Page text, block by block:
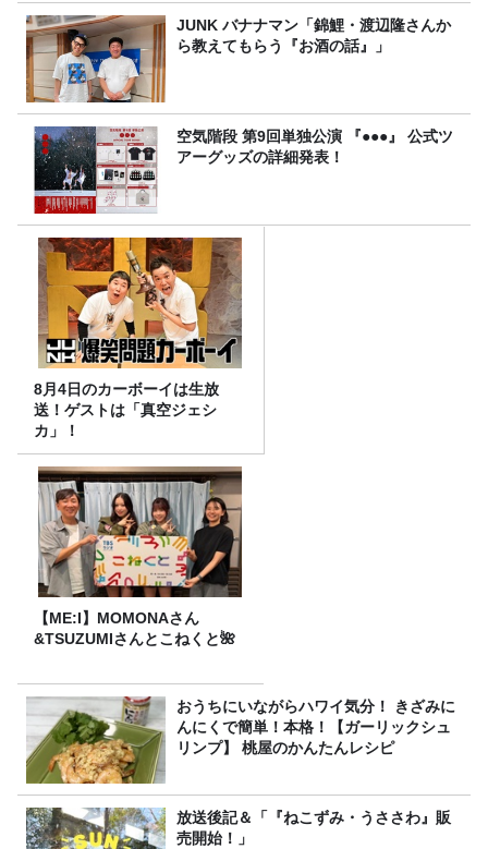
JUNK バナナマン「錦鯉・渡辺隆さんか
ら教えてもらう『お酒の話』」
空気階段 第9回単独公演 『●●●』 公式ツ
アーグッズの詳細発表！
8月4日のカーボーイは生放
送！ゲストは「真空ジェシ
カ」！
【ME:I】MOMONAさん
&TSUZUMIさんとこねくと🌺
おうちにいながらハワイ気分！ きざみに
んにくで簡単！本格！【ガーリックシュ
リンプ】 桃屋のかんたんレシピ
放送後記＆「『ねこずみ・うささわ』販
売開始！」